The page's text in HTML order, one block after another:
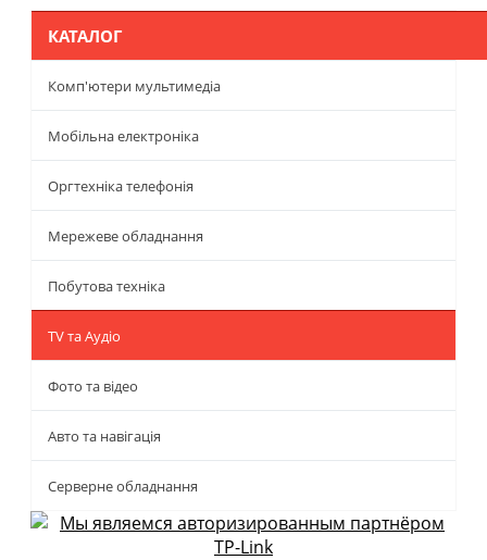
КАТАЛОГ
Комп'ютери мультимедіа
Мобільна електроніка
Оргтехніка телефонія
Мережеве обладнання
Побутова техніка
TV та Аудіо
Фото та відео
Авто та навігація
Серверне обладнання